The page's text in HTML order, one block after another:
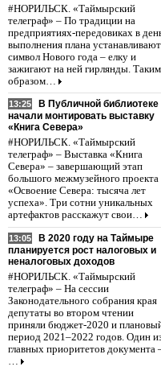
#НОРИЛЬСК. «Таймырский
телеграф» – По традиции на
предприятиях-передовиках в
выполнения плана устанавливают
символ Нового года – елку и
зажигают на ней гирлянды. Таким
образом…
13:25
В Публичной библиотеке
начали монтировать выставку
«Книга Севера»
#НОРИЛЬСК. «Таймырский
телеграф» – Выставка «Книга
Севера» – завершающий этап
большого межмузейного проекта
«Освоение Севера: тысяча лет
успеха». Три сотни уникальных
артефактов расскажут свои…
13:05
В 2020 году на Таймыре
планируется рост налоговых и
неналоговых доходов
#НОРИЛЬСК. «Таймырский
телеграф» – На сессии
Законодательного собрания края
депутаты во втором чтении
приняли бюджет-2020 и
период 2021–2022 годов. Один
главных приоритетов документа
…